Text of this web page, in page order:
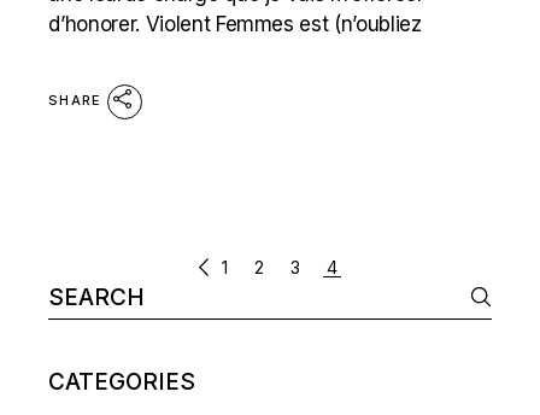
d’honorer. Violent Femmes est (n’oubliez
SHARE
NAVIGATION
1 2 3 4
Search
for:
CATEGORIES